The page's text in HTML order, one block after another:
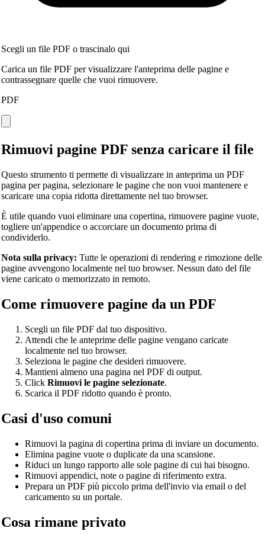
Scegli un file PDF o trascinalo qui
Carica un file PDF per visualizzare l'anteprima delle pagine e
contrassegnare quelle che vuoi rimuovere.
PDF
Rimuovi pagine PDF senza caricare il file
Questo strumento ti permette di visualizzare in anteprima un PDF
pagina per pagina, selezionare le pagine che non vuoi mantenere e
scaricare una copia ridotta direttamente nel tuo browser.
È utile quando vuoi eliminare una copertina, rimuovere pagine vuote,
togliere un'appendice o accorciare un documento prima di
condividerlo.
Nota sulla privacy: Tutte le operazioni di rendering e rimozione delle
pagine avvengono localmente nel tuo browser. Nessun dato del file
viene caricato o memorizzato in remoto.
Come rimuovere pagine da un PDF
Scegli un file PDF dal tuo dispositivo.
Attendi che le anteprime delle pagine vengano caricate
localmente nel tuo browser.
Seleziona le pagine che desideri rimuovere.
Mantieni almeno una pagina nel PDF di output.
Click Rimuovi le pagine selezionate.
Scarica il PDF ridotto quando è pronto.
Casi d'uso comuni
Rimuovi la pagina di copertina prima di inviare un documento.
Elimina pagine vuote o duplicate da una scansione.
Riduci un lungo rapporto alle sole pagine di cui hai bisogno.
Rimuovi appendici, note o pagine di riferimento extra.
Prepara un PDF più piccolo prima dell'invio via email o del
caricamento su un portale.
Cosa rimane privato